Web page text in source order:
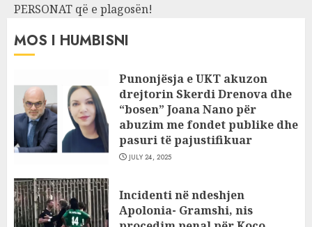
PERSONAT që e plagosën!
MOS I HUMBISNI
Punonjësja e UKT akuzon
drejtorin Skerdi Drenova dhe
“bosen” Joana Nano për
abuzim me fondet publike dhe
pasuri të pajustifikuar
JULY 24, 2025
Incidenti në ndeshjen
Apolonia- Gramshi, nis